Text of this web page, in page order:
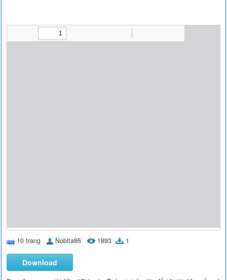
10 trang Nobita95 1893 1
Download